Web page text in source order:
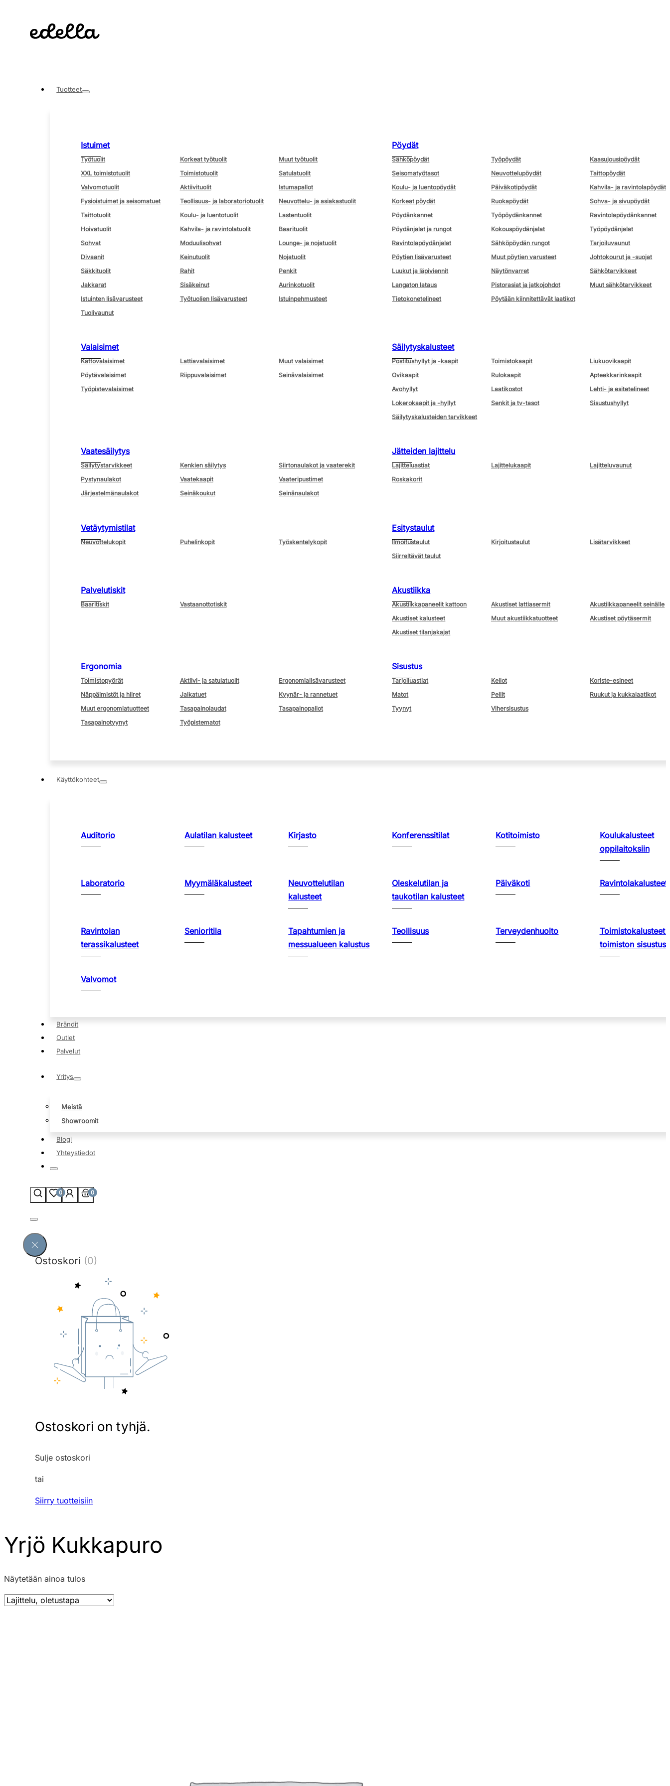
Tuotteet
Istuimet
Työtuolit Korkeat työtuolit
Muut työtuolit
XXL toimistotuolit
Toimistotuolit
Satulatuolit
Valvomotuolit
Aktiivituolit
Istumapallot
Fysioistuimet ja seisomatuet
Teollisuus- ja laboratoriotuolit
Neuvottelu- ja asiakastuolit
Taittotuolit
Koulu- ja luentotuolit
Lastentuolit
Hoivatuolit
Kahvila- ja ravintolatuolit
Baarituolit
Sohvat
Moduulisohvat
Lounge- ja nojatuolit
Divaanit
Keinutuolit
Nojatuolit
Säkkituolit
Rahit
Penkit
Jakkarat
Sisäkeinut
Aurinkotuolit
Istuinten lisävarusteet
Työtuolien lisävarusteet
Istuinpehmusteet
Tuolivaunut
Pöydät
Sähköpöydät Työpöydät
Kaasujousipöydät
Seisomatyötasot
Neuvottelupöydät
Taittopöydät
Koulu- ja luentopöydät
Päiväkotipöydät
Kahvila- ja ravintolapöydät
Korkeat pöydät
Ruokapöydät
Sohva- ja sivupöydät
Pöydänkannet
Työpöydänkannet
Ravintolapöydänkannet
Pöydänjalat ja rungot
Kokouspöydänjalat
Työpöydänjalat
Ravintolapöydänjalat
Sähköpöydän rungot
Tarjoiluvaunut
Pöytien lisävarusteet
Muut pöytien varusteet
Johtokourut ja -suojat
Luukut ja läpiviennit
Näytönvarret
Sähkötarvikkeet
Langaton lataus
Pistorasiat ja jatkojohdot
Muut sähkötarvikkeet
Tietokonetelineet
Pöytään kiinnitettävät laatikot
Valaisimet
Kattovalaisimet Lattiavalaisimet
Muut valaisimet
Pöytävalaisimet
Riippuvalaisimet
Seinävalaisimet
Työpistevalaisimet
Säilytyskalusteet
Postitushyllyt ja -kaapit Toimistokaapit
Liukuovikaapit
Ovikaapit
Rulokaapit
Apteekkarinkaapit
Avohyllyt
Laatikostot
Lehti- ja esitetelineet
Lokerokaapit ja -hyllyt
Senkit ja tv-tasot
Sisustushyllyt
Säilytyskalusteiden tarvikkeet
Vaatesäilytys
Säilytystarvikkeet Kenkien säilytys
Siirtonaulakot ja vaaterekit
Pystynaulakot
Vaatekaapit
Vaateripustimet
Järjestelmänaulakot
Seinäkoukut Seinänaulakot
Jätteiden lajittelu
Lajitteluastiat Lajittelukaapit
Lajitteluvaunut
Roskakorit
Vetäytymistilat
Neuvottelukopit Puhelinkopit Työskentelykopit
Esitystaulut
Ilmoitustaulut Kirjoitustaulut
Lisätarvikkeet
Siirreltävät taulut
Palvelutiskit
Baaritiskit Vastaanottotiskit
Akustiikka
Akustiikkapaneelit kattoon Akustiset lattiasermit
Akustiikkapaneelit seinälle
Akustiset kalusteet
Muut akustiikkatuotteet
Akustiset pöytäsermit
Akustiset tilanjakajat
Ergonomia
Toimistopyörät Aktiivi- ja satulatuolit
Ergonomialisävarusteet
Näppäimistöt ja hiiret
Jalkatuet
Kyynär- ja rannetuet
Muut ergonomiatuotteet
Tasapainolaudat
Tasapainopallot
Tasapainotyynyt
Työpistematot
Sisustus
Tarjoiluastiat Kellot
Koriste-esineet
Matot
Peilit
Ruukut ja kukkalaatikot
Tyynyt
Vihersisustus
Käyttökohteet
Auditorio Aulatilan kalusteet Kirjasto Konferenssitilat Kotitoimisto
Koulukalusteet
oppilaitoksiin
Laboratorio Myymäläkalusteet
Neuvottelutilan
kalusteet
Oleskelutilan ja
taukotilan kalusteet
Päiväkoti Ravintolakalusteet
Ravintolan
terassikalusteet
Senioritila
Tapahtumien ja
messualueen kalustus
Teollisuus Terveydenhuolto
Toimistokalusteet
toimiston sisustus
Valvomot
Brändit
Outlet
Palvelut
Yritys
Meistä
Showroomit
Blogi
Yhteystiedot
0 0
Ostoskori (0)
Ostoskori on tyhjä.
Sulje ostoskori
tai
Siirry tuotteisiin
Yrjö Kukkapuro
Näytetään ainoa tulos